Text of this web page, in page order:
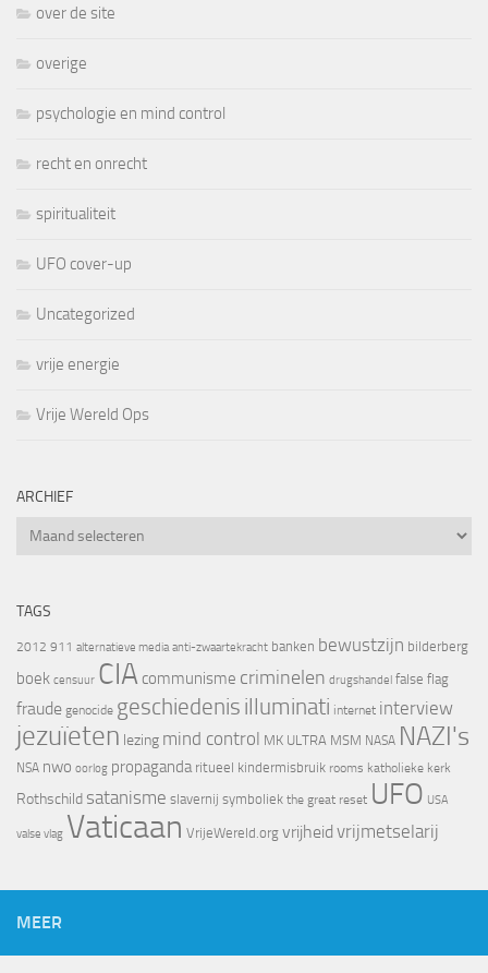
over de site
overige
psychologie en mind control
recht en onrecht
spiritualiteit
UFO cover-up
Uncategorized
vrije energie
Vrije Wereld Ops
ARCHIEF
Archief
TAGS
2012 911 alternatieve media anti-zwaartekracht banken bewustzijn bilderberg
boek censuur CIA communisme criminelen drugshandel false flag
fraude genocide geschiedenis illuminati internet interview
jezuïeten lezing mind control MK ULTRA MSM NASA NAZI's
NSA nwo oorlog propaganda ritueel kindermisbruik rooms katholieke kerk
Rothschild satanisme slavernij symboliek the great reset UFO USA
valse vlag Vaticaan VrijeWereld.org vrijheid vrijmetselarij
MEER